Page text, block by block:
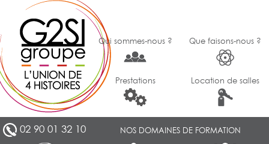
Qui sommes-nous ? Que faisons-nous ?
Prestations Location de salles
02 90 01 32 10 NOS DOMAINES DE FORMATION